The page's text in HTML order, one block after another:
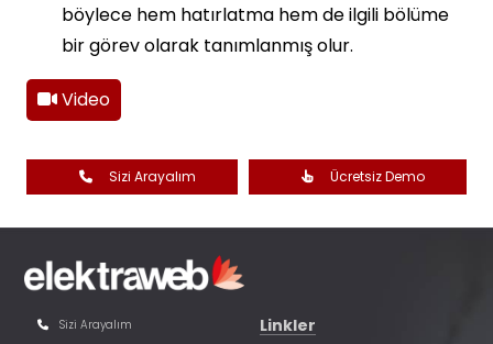
böylece hem hatırlatma hem de ilgili bölüme
bir görev olarak tanımlanmış olur.
Video
Sizi Arayalım Ücretsiz Demo
Sizi Arayalım Linkler